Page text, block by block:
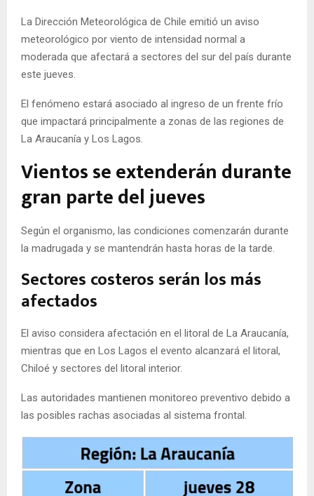
N
U
La Dirección Meteorológica de Chile emitió un aviso
meteorológico por viento de intensidad normal a
moderada que afectará a sectores del sur del país durante
este jueves.
El fenómeno estará asociado al ingreso de un frente frío
que impactará principalmente a zonas de las regiones de
La Araucanía y Los Lagos.
Vientos se extenderán durante
gran parte del jueves
Según el organismo, las condiciones comenzarán durante
la madrugada y se mantendrán hasta horas de la tarde.
Sectores costeros serán los más
afectados
El aviso considera afectación en el litoral de La Araucanía,
mientras que en Los Lagos el evento alcanzará el litoral,
Chiloé y sectores del litoral interior.
Las autoridades mantienen monitoreo preventivo debido a
las posibles rachas asociadas al sistema frontal.